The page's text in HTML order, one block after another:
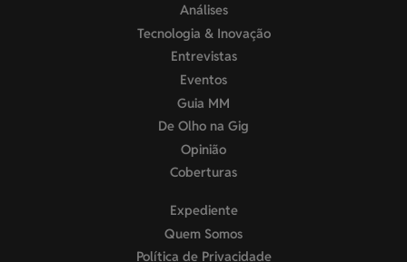
Análises
Tecnologia & Inovação
Entrevistas
Eventos
Guia MM
De Olho na Gig
Opinião
Coberturas
Expediente
Quem Somos
Política de Privacidade